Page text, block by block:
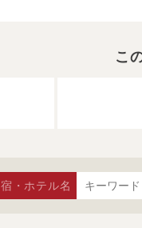
こ
宿・ホテル名